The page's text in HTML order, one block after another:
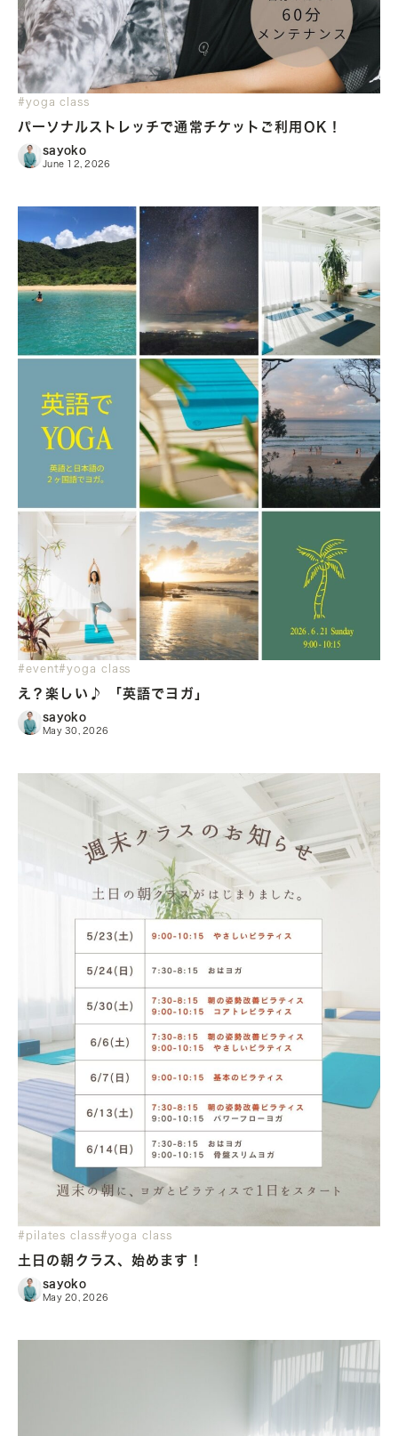
#yoga class
パーソナルストレッチで通常チケットご利用OK！
sayoko
June 12, 2026
#event#yoga class
え？楽しい♪ 「英語でヨガ」
sayoko
May 30, 2026
#pilates class#yoga class
土日の朝クラス、始めます！
sayoko
May 20, 2026